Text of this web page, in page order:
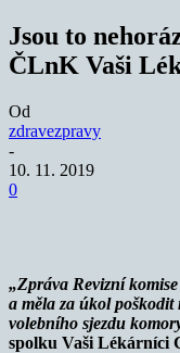
Jsou to
ČLnK Vaši
Od
zdravezpravy
-
10. 11. 2019
0
„Zpráva Revizní
a měla za úkol
volebního sjezdu
spolku Vaši Lékárníci